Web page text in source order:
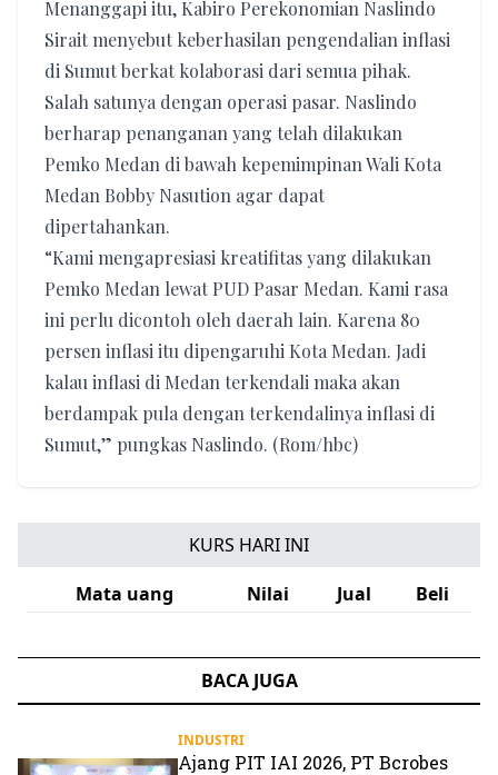
Menanggapi itu, Kabiro Perekonomian Naslindo
Sirait menyebut keberhasilan pengendalian inflasi
di Sumut berkat kolaborasi dari semua pihak.
Salah satunya dengan operasi pasar. Naslindo
berharap penanganan yang telah dilakukan
Pemko Medan di bawah kepemimpinan Wali Kota
Medan Bobby Nasution agar dapat
dipertahankan.
“Kami mengapresiasi kreatifitas yang dilakukan
Pemko Medan lewat PUD Pasar Medan. Kami rasa
ini perlu dicontoh oleh daerah lain. Karena 80
persen inflasi itu dipengaruhi Kota Medan. Jadi
kalau inflasi di Medan terkendali maka akan
berdampak pula dengan terkendalinya inflasi di
Sumut,” pungkas Naslindo. (Rom/hbc)
KURS HARI INI
Mata uang
Nilai Jual Beli
BACA JUGA
INDUSTRI
Ajang PIT IAI 2026, PT Bcrobes